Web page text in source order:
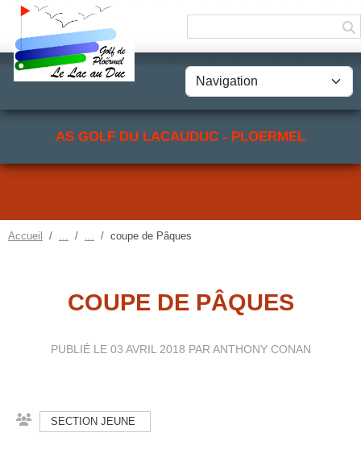
AS GOLF DU LACAUDUC - PLOERMEL
Accueil coupe de Pâques
COUPE DE PÂQUES
PUBLIÉ LE 03 AVRIL 2018 PAR ANTHONY CONAN
SECTION JEUNE
Panneau de gestion des cookies